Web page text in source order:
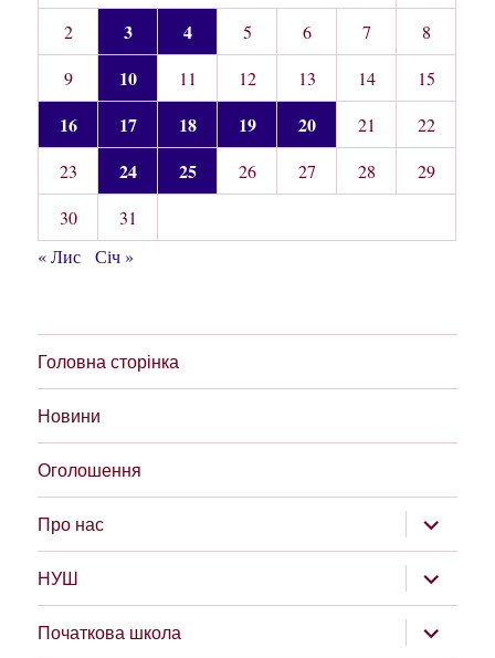
2
3 4 5 6 7
8
9
10 11 12 13 14 15
16 17 18 19 20 21
22
23
24 25 26 27 28
29
30
31
« Лис
Січ »
Головна сторінка
Новини
Оголошення
Про нас
підменю
НУШ
підменю
Початкова школа
підменю